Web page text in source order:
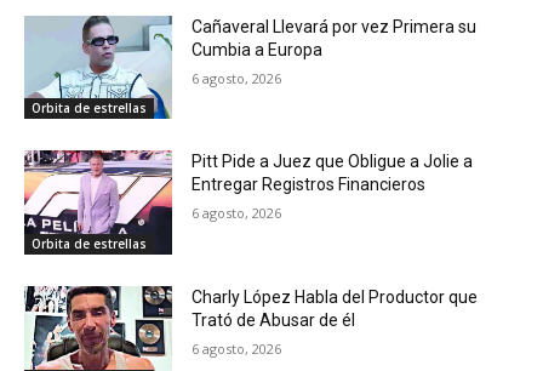
Orbita de estrellas
Cañaveral Llevará por vez Primera su
Cumbia a Europa
6 agosto, 2026
Orbita de estrellas
Pitt Pide a Juez que Obligue a Jolie a
Entregar Registros Financieros
6 agosto, 2026
Charly López Habla del Productor que
Trató de Abusar de él
6 agosto, 2026